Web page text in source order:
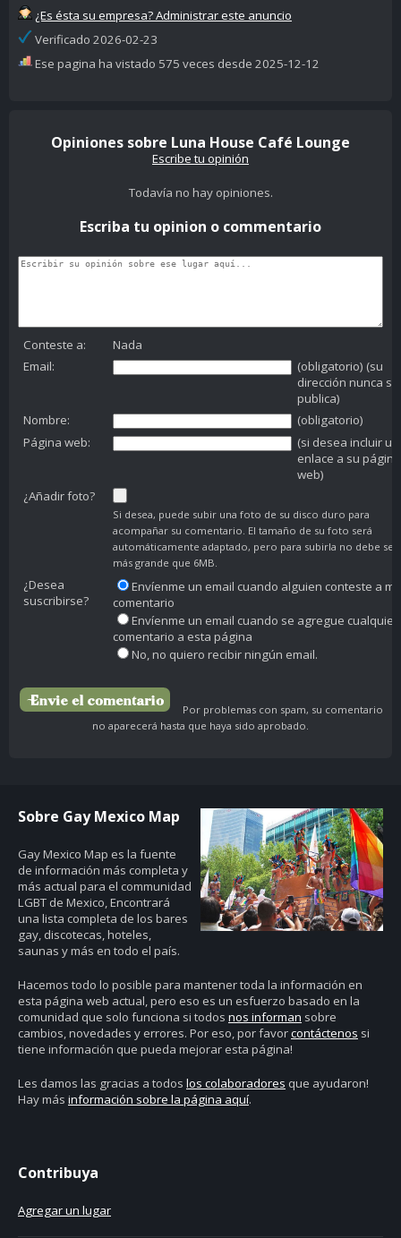
¿Es ésta su empresa? Administrar este anuncio
Verificado 2026-02-23
Ese pagina ha vistado 575 veces desde 2025-12-12
Opiniones sobre Luna House Café Lounge
Escribe tu opinión
Todavía no hay opiniones.
Escriba tu opinion o commentario
Conteste a:
Nada
Email:
(obligatorio) (su
dirección nunca se
publica)
Nombre:
(obligatorio)
Página web:
(si desea incluir un
enlace a su página
web)
¿Añadir foto?
Si desea, puede subir una foto de su disco duro para
acompañar su comentario. El tamaño de su foto será
automáticamente adaptado, pero para subirla no debe ser
más grande que 6MB.
¿Desea
suscribirse?
Envíenme un email cuando alguien conteste a mi
comentario
Envíenme un email cuando se agregue cualquier
comentario a esta página
No, no quiero recibir ningún email.
Por problemas con spam, su comentario
no aparecerá hasta que haya sido aprobado.
Sobre Gay Mexico Map
Gay Mexico Map es la fuente
de información más completa y
más actual para el communidad
LGBT de Mexico, Encontrará
una lista completa de los bares
gay, discotecas, hoteles,
saunas y más en todo el país.
Hacemos todo lo posible para mantener toda la información en
esta página web actual, pero eso es un esfuerzo basado en la
comunidad que solo funciona si todos nos informan sobre
cambios, novedades y errores. Por eso, por favorcontáctenos si
tiene información que pueda mejorar esta página!
Les damos las gracias a todos los colaboradores que ayudaron!
Hay más información sobre la página aquí.
Contribuya
Agregar un lugar